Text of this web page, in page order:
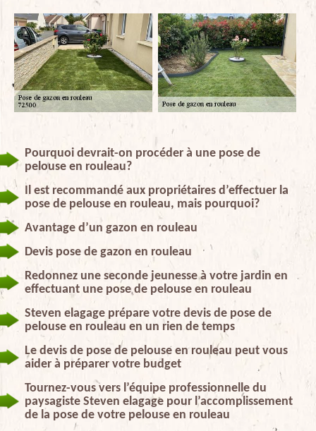
Pourquoi devrait-on procéder à une pose de
pelouse en rouleau?
Il est recommandé aux propriétaires d’effectuer la
pose de pelouse en rouleau, mais pourquoi?
Avantage d’un gazon en rouleau
Devis pose de gazon en rouleau
Redonnez une seconde jeunesse à votre jardin en
effectuant une pose de pelouse en rouleau
Steven elagage prépare votre devis de pose de
pelouse en rouleau en un rien de temps
Le devis de pose de pelouse en rouleau peut vous
aider à préparer votre budget
Tournez-vous vers l’équipe professionnelle du
paysagiste Steven elagage pour l’accomplissement
de la pose de votre pelouse en rouleau